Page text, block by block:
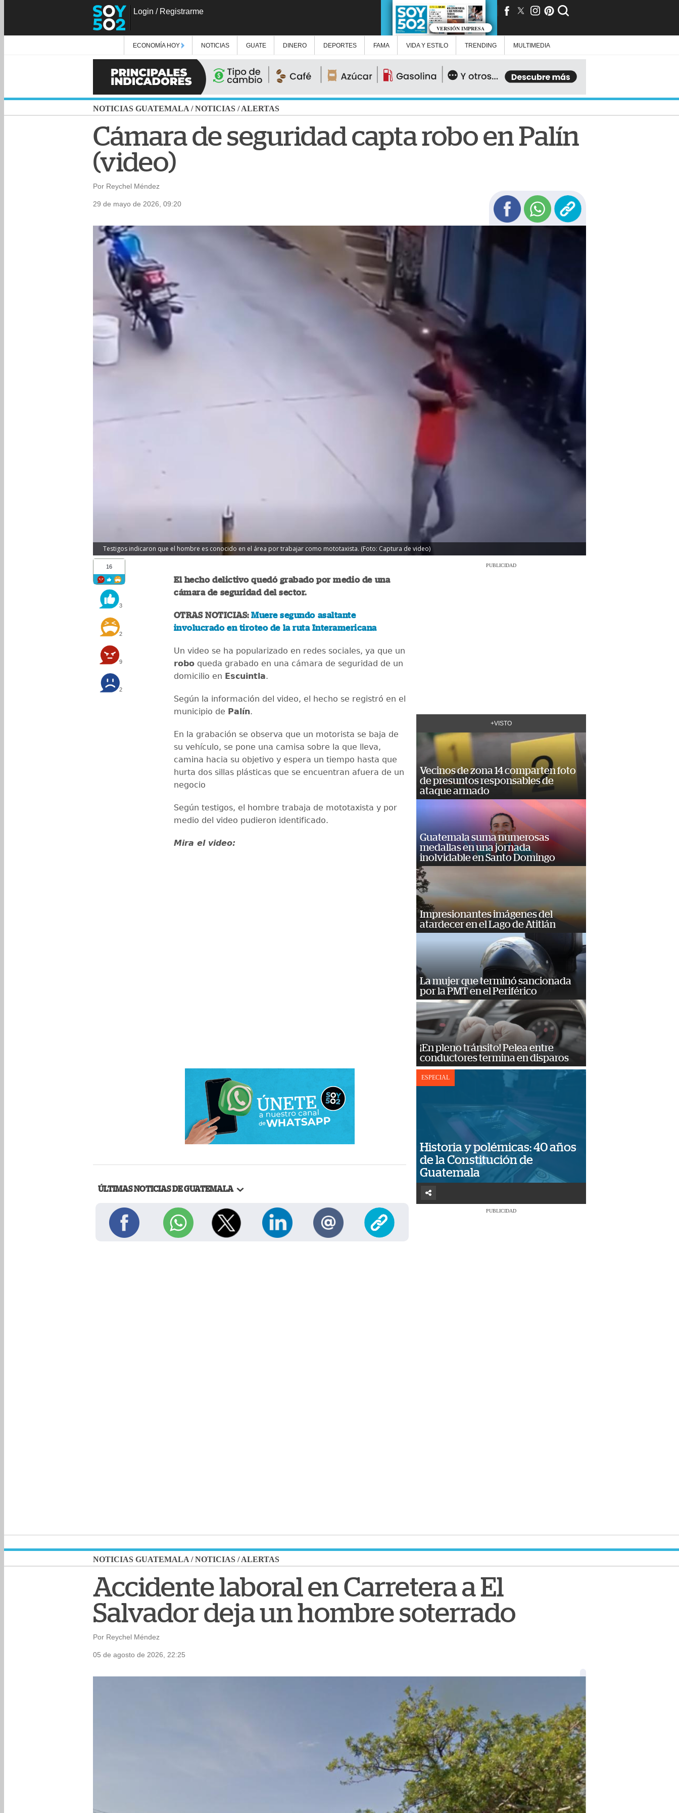
Login / Registrarme
VERSIÓN IMPRESA
ECONOMÍA HOY NOTICIAS GUATE DINERO DEPORTES FAMA VIDA Y ESTILO TRENDING MULTIMEDIA
NOTICIAS GUATEMALA /NOTICIAS /ALERTAS
Cámara de seguridad capta robo en Palín
(video)
Por Reychel Méndez
29 de mayo de 2026, 09:20
Testigos indicaron que el hombre es conocido en el área por trabajar como mototaxista. (Foto: Captura de video)
16
3
2
9
2
El hecho delictivo quedó grabado por medio de una
cámara de seguridad del sector.
OTRAS NOTICIAS:Muere segundo asaltante
involucrado en tiroteo de la ruta Interamericana
Un video se ha popularizado en redes sociales, ya que un
robo queda grabado en una cámara de seguridad de un
domicilio en Escuintla.
Según la información del video, el hecho se registró en el
municipio de Palín.
En la grabación se observa que un motorista se baja de
su vehículo, se pone una camisa sobre la que lleva,
camina hacia su objetivo y espera un tiempo hasta que
hurta dos sillas plásticas que se encuentran afuera de un
negocio
Según testigos, el hombre trabaja de mototaxista y por
medio del video pudieron identificado.
Mira el video:
ÚLTIMAS NOTICIAS DE GUATEMALA
PUBLICIDAD
+VISTO
Vecinos de zona 14 comparten foto
de presuntos responsables de
ataque armado
Guatemala suma numerosas
medallas en una jornada
inolvidable en Santo Domingo
Impresionantes imágenes del
atardecer en el Lago de Atitlán
La mujer que terminó sancionada
por la PMT en el Periférico
¡En pleno tránsito! Pelea entre
conductores termina en disparos
ESPECIAL
Historia y polémicas: 40 años
de la Constitución de
Guatemala
PUBLICIDAD
NOTICIAS GUATEMALA /NOTICIAS /ALERTAS
Accidente laboral en Carretera a El
Salvador deja un hombre soterrado
Por Reychel Méndez
05 de agosto de 2026, 22:25